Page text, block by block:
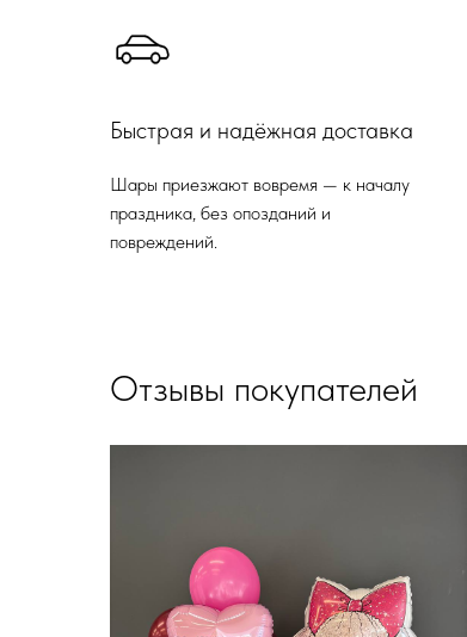
Быстрая и надёжная доставка
Шары приезжают вовремя — к началу
праздника, без опозданий и
повреждений.
Отзывы покупателей